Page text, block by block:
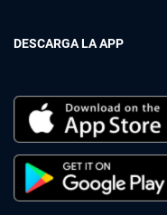
DESCARGA LA APP